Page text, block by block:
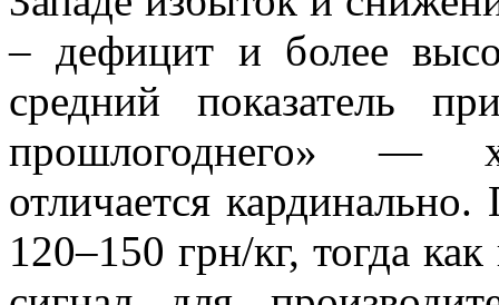
– дефицит и более
средний показатель
прошлогоднего» —
отличается
120–150 грн/кг, тогда